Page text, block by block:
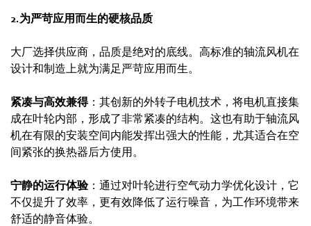
2.为严苛应用而生的硬核品质
大厂选择供应商，品质是绝对的底线。高标准的轴流风机在
设计和制造上就为满足严苛应用而生。
紧凑与高效兼得：其创新的外转子电机技术，将电机直接集
成在叶轮内部，形成了非常紧凑的结构。这也有助于轴流风
机在有限的安装空间内能发挥出强大的性能，尤其适合在空
间紧张的换热器后方使用。
宁静的运行体验：通过对叶轮进行空气动力学优化设计，它
不仅提升了效率，更有效降低了运行噪音，为工作环境带来
舒适的静音体验。